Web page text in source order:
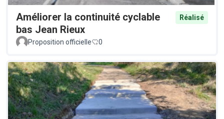
Améliorer la continuité cyclable
bas Jean Rieux
Réalisé
Proposition officielle 0